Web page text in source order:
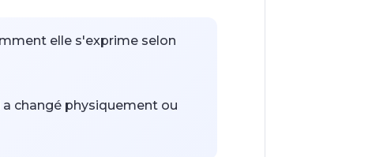
elle s'exprime selon
changé physiquement ou